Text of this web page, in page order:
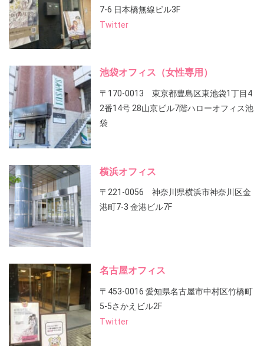
7-6 日本橋無線ビル3F
Twitter
池袋オフィス（女性専用）
〒170-0013 東京都豊島区東池袋1丁目4
2番14号 28山京ビル7階ハローオフィス池
袋
横浜オフィス
〒221-0056 神奈川県横浜市神奈川区金
港町7-3 金港ビル7F
名古屋オフィス
〒453-0016 愛知県名古屋市中村区竹橋町
5-5さかえビル2F
Twitter